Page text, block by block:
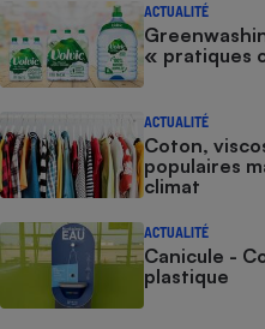
ACTUALITÉ
« pratiques
ACTUALITÉ
Coton,
populaires
climat
ACTUALITÉ
Canicule -
plastique